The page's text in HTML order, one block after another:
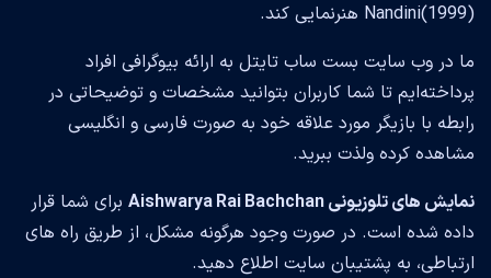
Nandini(1999) هنرنمایی کند.
ما در وب سایت بست ساب تایتل به ارائه بیوگرافی افراد
پرداخته‌ایم تا شما کاربران بتوانید مشخصات و توضیحاتی در
رابطه با بازیگر مورد علاقه خود به صورت فارسی و انگلیسی
مشاهده کرده ولذت ببرید.
نمایش های تلوزیونی Aishwarya Rai Bachchan
برای شما قرار
داده شده است. در صورت وجود هرگونه مشکل، از طریق راه های
ارتباطی، به پشتیبان سایت اطلاع دهید.